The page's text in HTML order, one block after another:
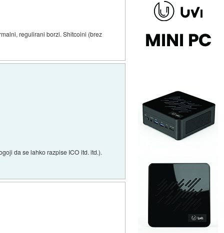
regulirani borzi. Shitcoini (brez
da se lahko razpise ICO itd. itd.).